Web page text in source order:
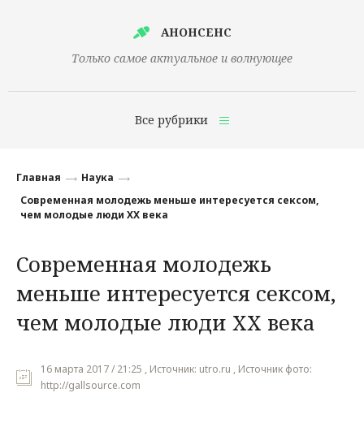
АНОНСЕНС
Только самое актуальное и волнующее
Все рубрики
Финансы
Наука
Культура
Общество
Мнения
Главная
Наука
Современная молодежь меньше интересуется сексом,
чем молодые люди XX века
Современная молодежь
меньше интересуется сексом,
чем молодые люди XX века
16 марта 2017 / 21:25 , Источник: utro.ru , Источник фото:
http://gallsource.com